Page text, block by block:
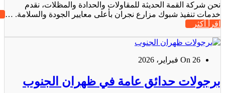
نحن شركة القمة الحديثة للمقاولات والحدادة والمظلات، نقدم
خدمات تنفيذ شبوك مزارع نجران بأعلى معايير الجودة والسلامة. …
اقرأ أكثر
On 26 فبراير، 2026
برجولات حدائق عامة في ظهران الجنوب